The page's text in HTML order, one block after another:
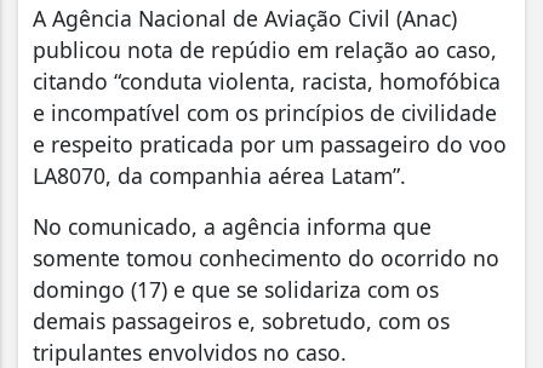
A Agência Nacional de Aviação Civil (Anac)
publicou nota de repúdio em relação ao caso,
citando “conduta violenta, racista, homofóbica
e incompatível com os princípios de civilidade
e respeito praticada por um passageiro do voo
LA8070, da companhia aérea Latam”.
No comunicado, a agência informa que
somente tomou conhecimento do ocorrido no
domingo (17) e que se solidariza com os
demais passageiros e, sobretudo, com os
tripulantes envolvidos no caso.